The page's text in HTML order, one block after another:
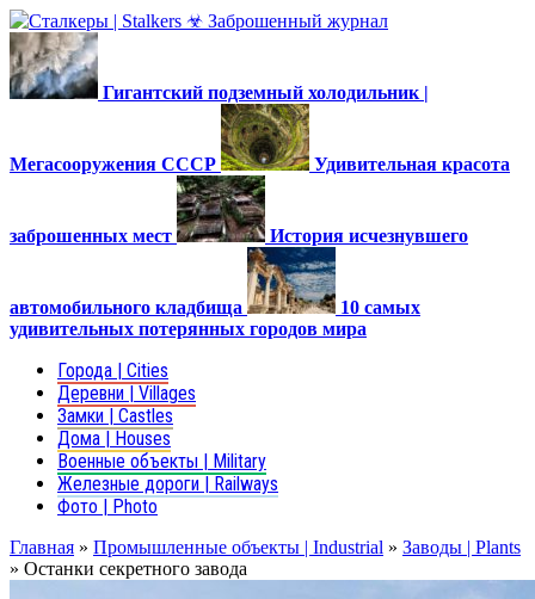
Гигантский подземный холодильник |
Мегасооружения СССР Удивительная красота
заброшенных мест История исчезнувшего
автомобильного кладбища
10 самых
удивительных потерянных городов мира
Города | Cities
Деревни | Villages
Замки | Castles
Дома | Houses
Военные объекты | Military
Железные дороги | Railways
Фото | Photo
Главная » Промышленные объекты | Industrial » Заводы | Plants
» Останки секретного завода